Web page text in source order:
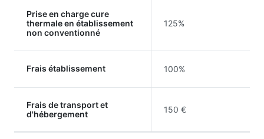
Prise en charge cure
thermale en établissement
non conventionné
125%
Frais établissement 100%
Frais de transport et
d'hébergement
150 €